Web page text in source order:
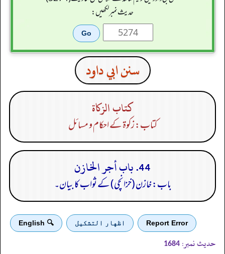
حدیث نمبر لکھیں:
سنن ابي داود
كتاب الزكاة
کتاب: زکوۃ کے احکام و مسائل
44. باب أجر الخازن
باب: خازن (خزانچی) کے ثواب کا بیان۔
Report Error اظهار التشكيل 🔍 English
حدیث نمبر: 1684